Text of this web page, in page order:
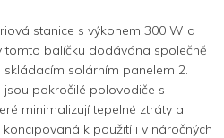
stanice s výkonem 300 W a
tomto balíčku dodávána společně
solárním panelem 2.
pokročilé polovodiče s
minimalizují tepelné ztráty a
koncipovaná k použití i v náročných